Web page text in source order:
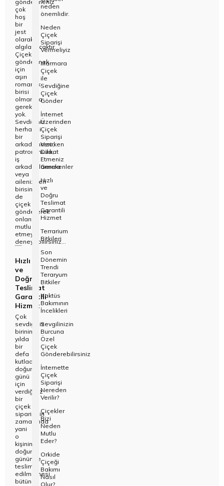
göndermeniz
çok
hoş
bir
jest
olarak
algılanacaktır.
Çiçek
göndermek
için
aşırı
romantik
birisi
olmanıza
gerek
yok.
Sevdiğiniz
herhangi
bir
arkadaşınıza,
patronunuza,
iş
arkadaşlarınıza
veya
ailenizden
birisine
de
çiçek
göndererek
onları
mutlu
etmeyi
deneyebilirsiniz...
Hızlı
ve
Doğru
Teslimat
Garantili
Hizmet
Çok
sevdiğiniz
birinin
yılda
bir
defa
kutladığı
doğum
günü
için
verdiğiniz
bir
çiçek
siparişinin
zamanında
yani
o
kişinin
doğum
gününde
teslim
edilmemesi
bütün
neden
önemlidir.
Neden
Çiçek
Siparişi
Vermeliyiz
Marmara
Çiçek
ile
Sevdiğine
Çiçek
Gönder
İnternet
Üzerinden
Çiçek
Siparişi
Verirken
Dikkat
Etmeniz
Gerekenler
Hızlı
ve
Doğru
Teslimat
Garantili
Hizmet
Terrarium
Bitkileri
Son
Dönemin
Trendi
Teraryum
Bitkiler
Kaktüs
Bakımının
İncelikleri
Sevgilinizin
Burcuna
Özel
Çiçek
Gönderebilirsiniz
İnternette
Çiçek
Siparişi
Nereden
Verilir?
Çiçekler
Bizi
Neden
Mutlu
Eder?
Orkide
Çiçeği
Bakımı
Nasıl
Olur?